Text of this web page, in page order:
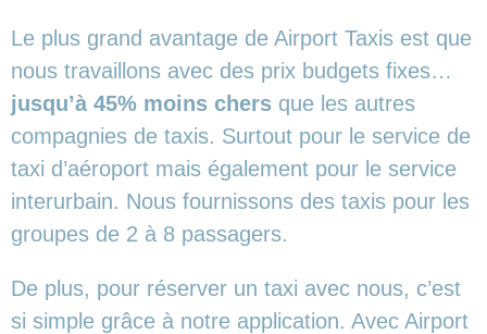
Le plus grand avantage de Airport Taxis est que
nous travaillons avec des prix budgets fixes…
jusqu’à 45% moins chers que les autres
compagnies de taxis. Surtout pour le service de
taxi d’aéroport mais également pour le service
interurbain. Nous fournissons des taxis pour les
groupes de 2 à 8 passagers.
De plus, pour réserver un taxi avec nous, c’est
si simple grâce à notre application. Avec Airport